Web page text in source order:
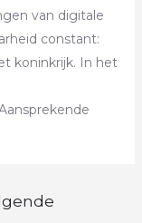
van digitale
constant:
koninkrijk. In het